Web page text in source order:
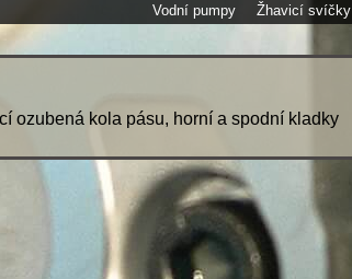
Vodní pumpy
Žhavicí svíčky
ozubená kola pásu, horní a spodní kladky